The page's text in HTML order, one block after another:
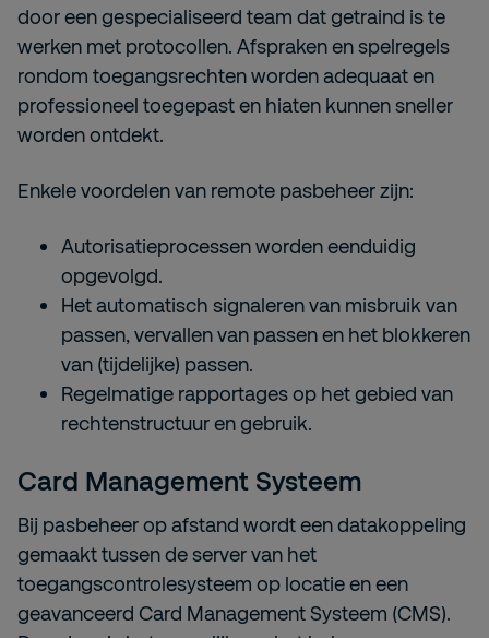
door een gespecialiseerd team dat getraind is te
werken met protocollen. Afspraken en spelregels
rondom toegangsrechten worden adequaat en
professioneel toegepast en hiaten kunnen sneller
worden ontdekt.
Enkele voordelen van remote pasbeheer zijn:
Autorisatieprocessen worden eenduidig
opgevolgd.
Het automatisch signaleren van misbruik van
passen, vervallen van passen en het blokkeren
van (tijdelijke) passen.
Regelmatige rapportages op het gebied van
rechtenstructuur en gebruik.
Card Management Systeem
Bij pasbeheer op afstand wordt een datakoppeling
gemaakt tussen de server van het
toegangscontrolesysteem op locatie en een
geavanceerd Card Management Systeem (CMS).